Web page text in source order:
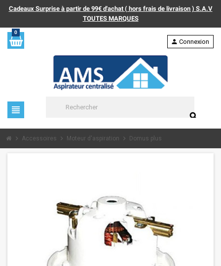
Cadeaux Surprise à partir de 99€ d'achat ( hors frais de livraison ) S.A.V
TOUTES MARQUES
0
view_headline
search
person Connexion
chevron_right Accessoires chevron_right Moteur d'aspiration chevron_right Domus plus